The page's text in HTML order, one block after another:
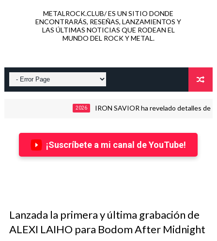
METALROCK.CLUB/ ES UN SITIO DONDE
ENCONTRARÁS, RESEÑAS, LANZAMIENTOS Y
LAS ÚLTIMAS NOTICIAS QUE RODEAN EL
MUNDO DEL ROCK Y METAL.
IRON SAVIOR ha revelado detalles de su nuevo
¡Suscríbete a mi canal de YouTube!
Lanzada la primera y última grabación de
ALEXI LAIHO para Bodom After Midnight